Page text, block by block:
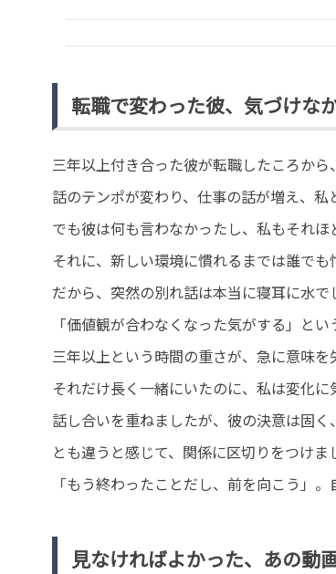
転職で変わった彼、気づけな
三年以上付き合った彼が転職したころから
話のテンポが変わり、仕事の話が増え、
でも彼は何も言わなかったし、私もそれほ
それに、新しい環境に慣れるまでは誰でも
だから、突然の別れ話は本当に寝耳に水で
「価値観が合わなくなった気がする」と
三年以上という時間の重さが、急に意味を
それだけ長く一緒にいたのに、私は変化
話し合いを重ねましたが、彼の決意は固
とも違うと感じて、関係に区切りをつけま
「もう終わったことだし、前を向こう」
見なければよかった、あの動